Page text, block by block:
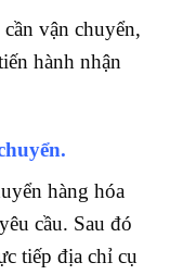
vận chuyển,
hành nhận
hàng hóa
cầu. Sau đó
tiếp địa chỉ cụ